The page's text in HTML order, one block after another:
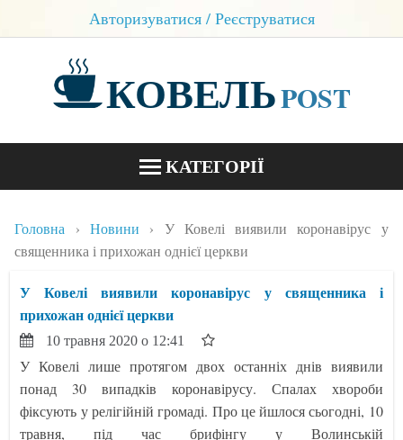
Авторизуватися / Реєструватися
КОВЕЛЬPOST
КАТЕГОРІЇ
БЛОГИ
КОНТАКТИ
Головна Новини
У Ковелі виявили коронавірус у
священника і прихожан однієї церкви
У Ковелі виявили коронавірус у священника і
прихожан однієї церкви
10 травня 2020 о 12:41
У Ковелі лише протягом двох останніх днів виявили
понад 30 випадків коронавірусу. Спалах хвороби
фіксують у релігійній громаді. Про це йшлося сьогодні, 10
травня, під час брифінгу у Волинській